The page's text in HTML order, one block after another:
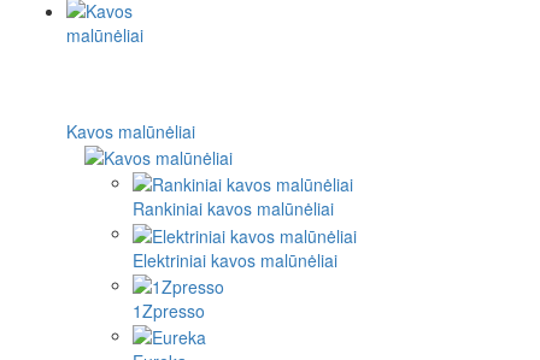
Kavos malūnėliai
Rankiniai kavos malūnėliai
Elektriniai kavos malūnėliai
1Zpresso